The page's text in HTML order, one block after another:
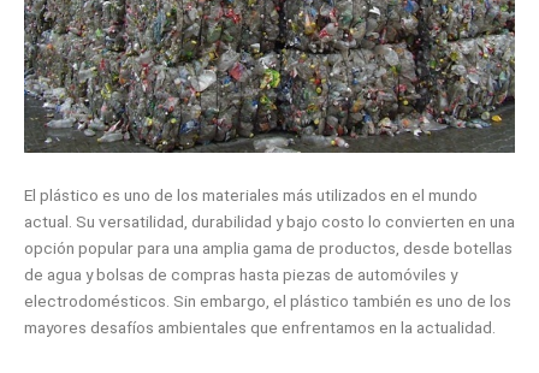
El plástico es uno de los materiales más utilizados en el mundo
actual. Su versatilidad, durabilidad y bajo costo lo convierten en una
opción popular para una amplia gama de productos, desde botellas
de agua y bolsas de compras hasta piezas de automóviles y
electrodomésticos. Sin embargo, el plástico también es uno de los
mayores desafíos ambientales que enfrentamos en la actualidad.